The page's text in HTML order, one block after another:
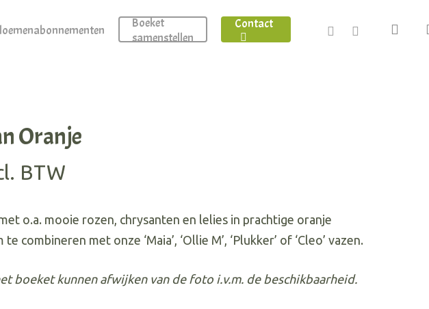
Boeket
samenstellen
Contact facebookinstagram
Oranje
BTW
o.a. mooie rozen, chrysanten en lelies in prachtige oranje
combineren met onze ‘Maia’, ‘Ollie M’, ‘Plukker’ of ‘Cleo’ vazen.
boeket kunnen afwijken van de foto i.v.m. de beschikbaarheid.